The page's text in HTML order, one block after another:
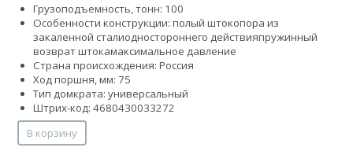
Грузоподъемность, тонн: 100
Особенности конструкции: полый штокопора из
закаленной сталиодностороннего действияпружинный
возврат штокамаксимальное давление
Страна происхождения: Россия
Ход поршня, мм: 75
Тип домкрата: универсальный
Штрих-код: 4680430033272
В корзину